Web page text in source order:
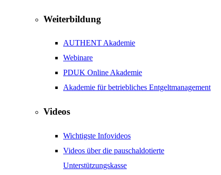
Weiterbildung
AUTHENT Akademie
Webinare
PDUK Online Akademie
Akademie für betriebliches Entgeltmanagement
Videos
Wichtigste Infovideos
Videos über die pauschaldotierte
Unterstützungskasse